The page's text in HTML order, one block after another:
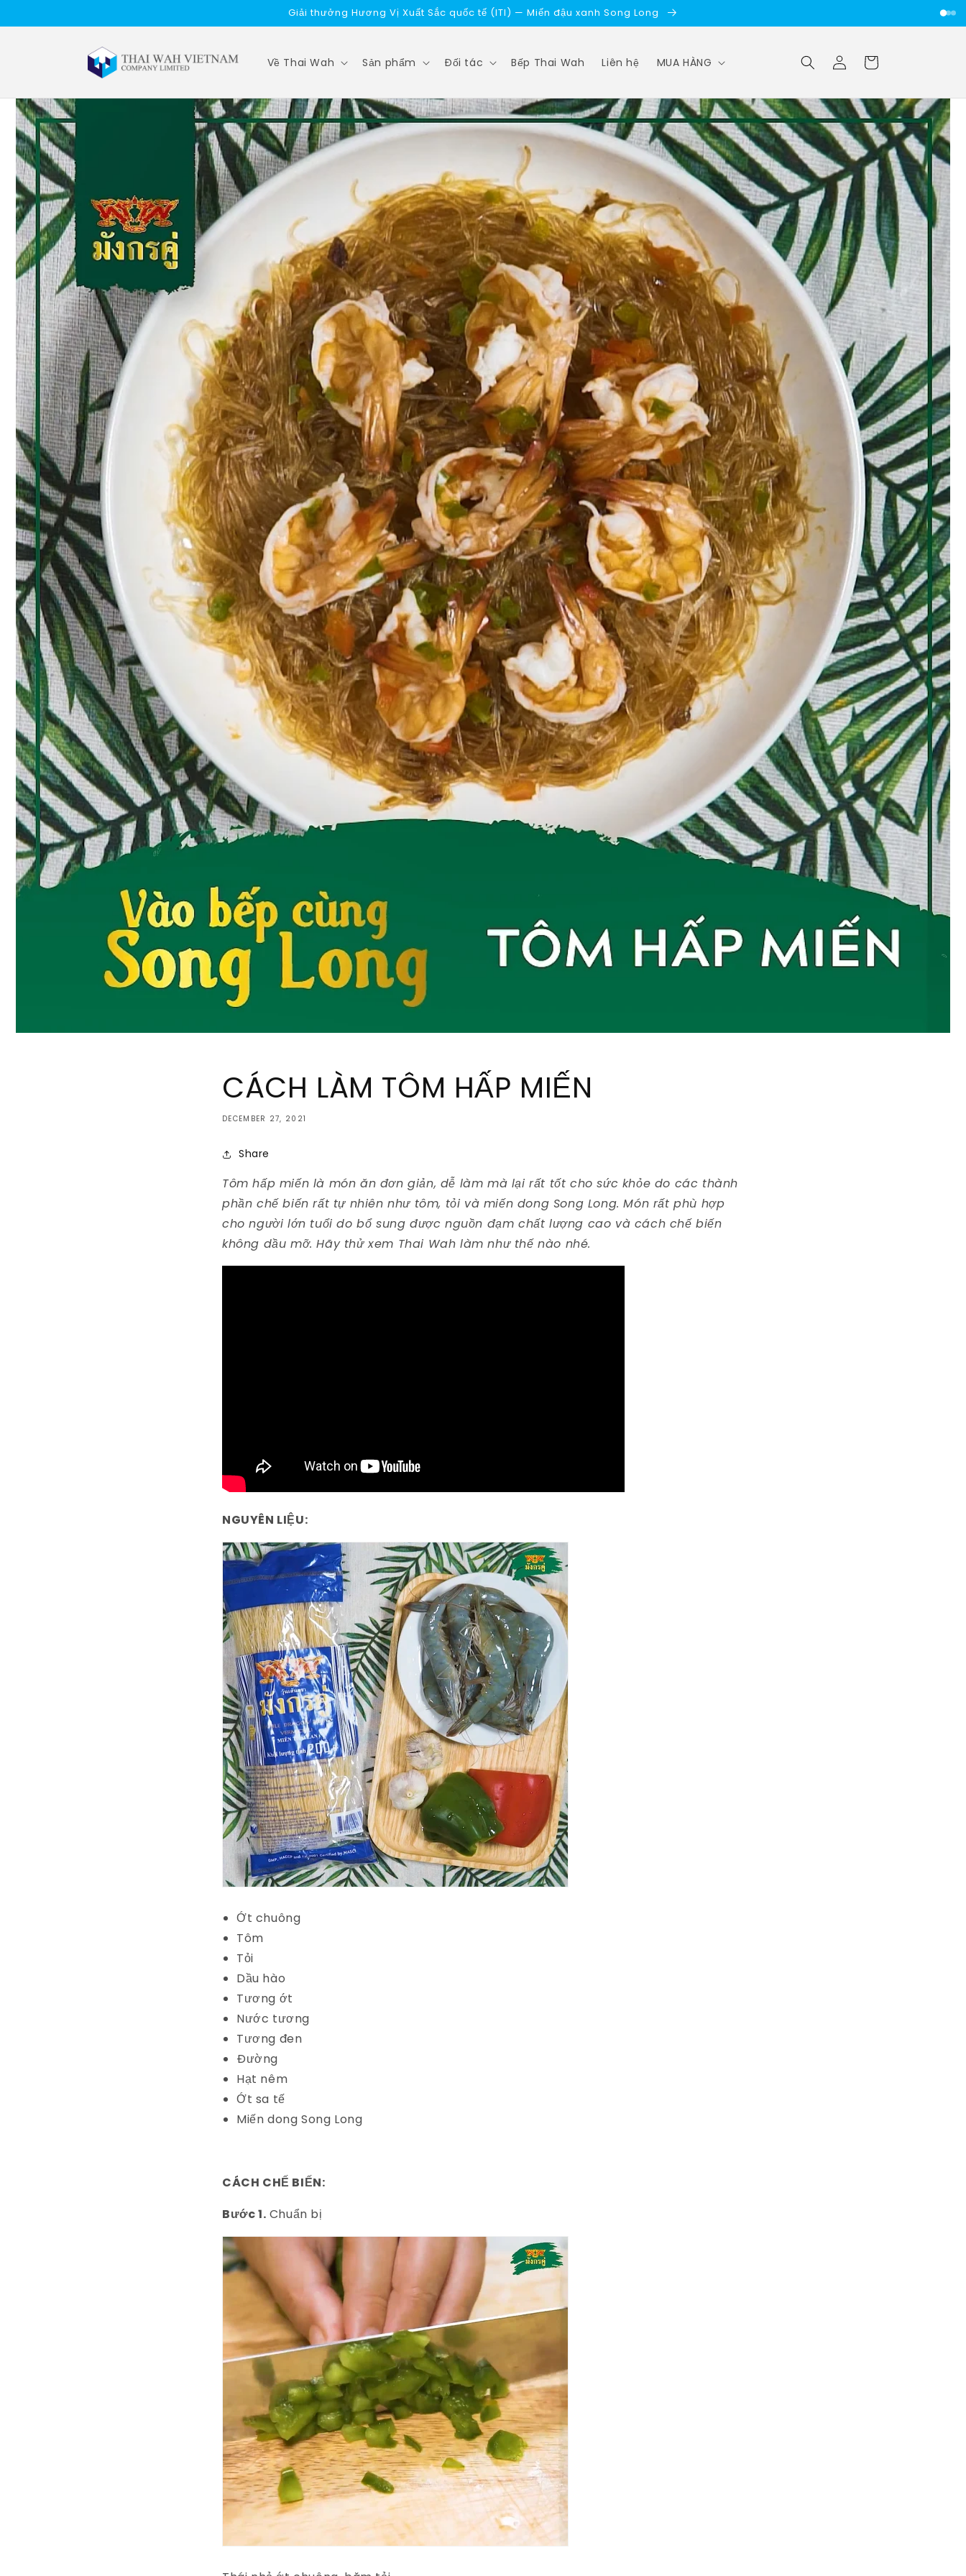
Miến tươi Song Long — không cần ngâm, chần 5 giây là dùng được
Về Thai Wah Sản phẩm Đối tác Bếp Thai Wah Liên hệ MUA HÀNG
Đăng
nhập
hàng
CÁCH LÀM TÔM HẤP MIẾN
DECEMBER 27, 2021
Share
Tôm hấp miến là món ăn đơn giản, dễ làm mà lại rất tốt cho sức khỏe do các thành
phần chế biến rất tự nhiên như tôm, tỏi và miến dong Song Long. Món rất phù hợp
cho người lớn tuổi do bổ sung được nguồn đạm chất lượng cao và cách chế biến
không dầu mỡ. Hãy thử xem Thai Wah làm như thế nào nhé.
NGUYÊN LIỆU:
Ớt chuông
Tôm
Tỏi
Dầu hào
Tương ớt
Nước tương
Tương đen
Đường
Hạt nêm
Ớt sa tế
Miến dong Song Long
CÁCH CHẾ BIẾN:
Bước 1. Chuẩn bị